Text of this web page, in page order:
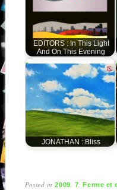
EDITORS : In This Light
And On This Evening
JONATHAN : Bliss
Posted in2009 7 ,Ferme et